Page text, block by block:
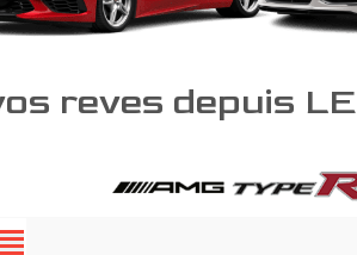
reves depuis LE